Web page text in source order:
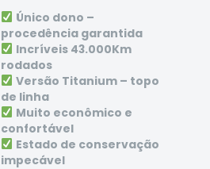
Único dono –
procedência garantida
Incríveis 43.000Km
rodados
Versão Titanium – topo
de linha
Muito econômico e
confortável
Estado de conservação
impecável